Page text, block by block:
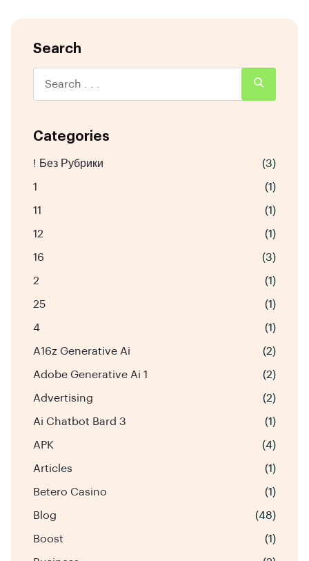
Search
Categories
! Без Рубрики (3)
1 (1)
11 (1)
12 (1)
16 (3)
2 (1)
25 (1)
4 (1)
A16z Generative Ai (2)
Adobe Generative Ai 1 (2)
Advertising (2)
Ai Chatbot Bard 3 (1)
APK (4)
Articles (1)
Betero Casino (1)
Blog (48)
Boost (1)